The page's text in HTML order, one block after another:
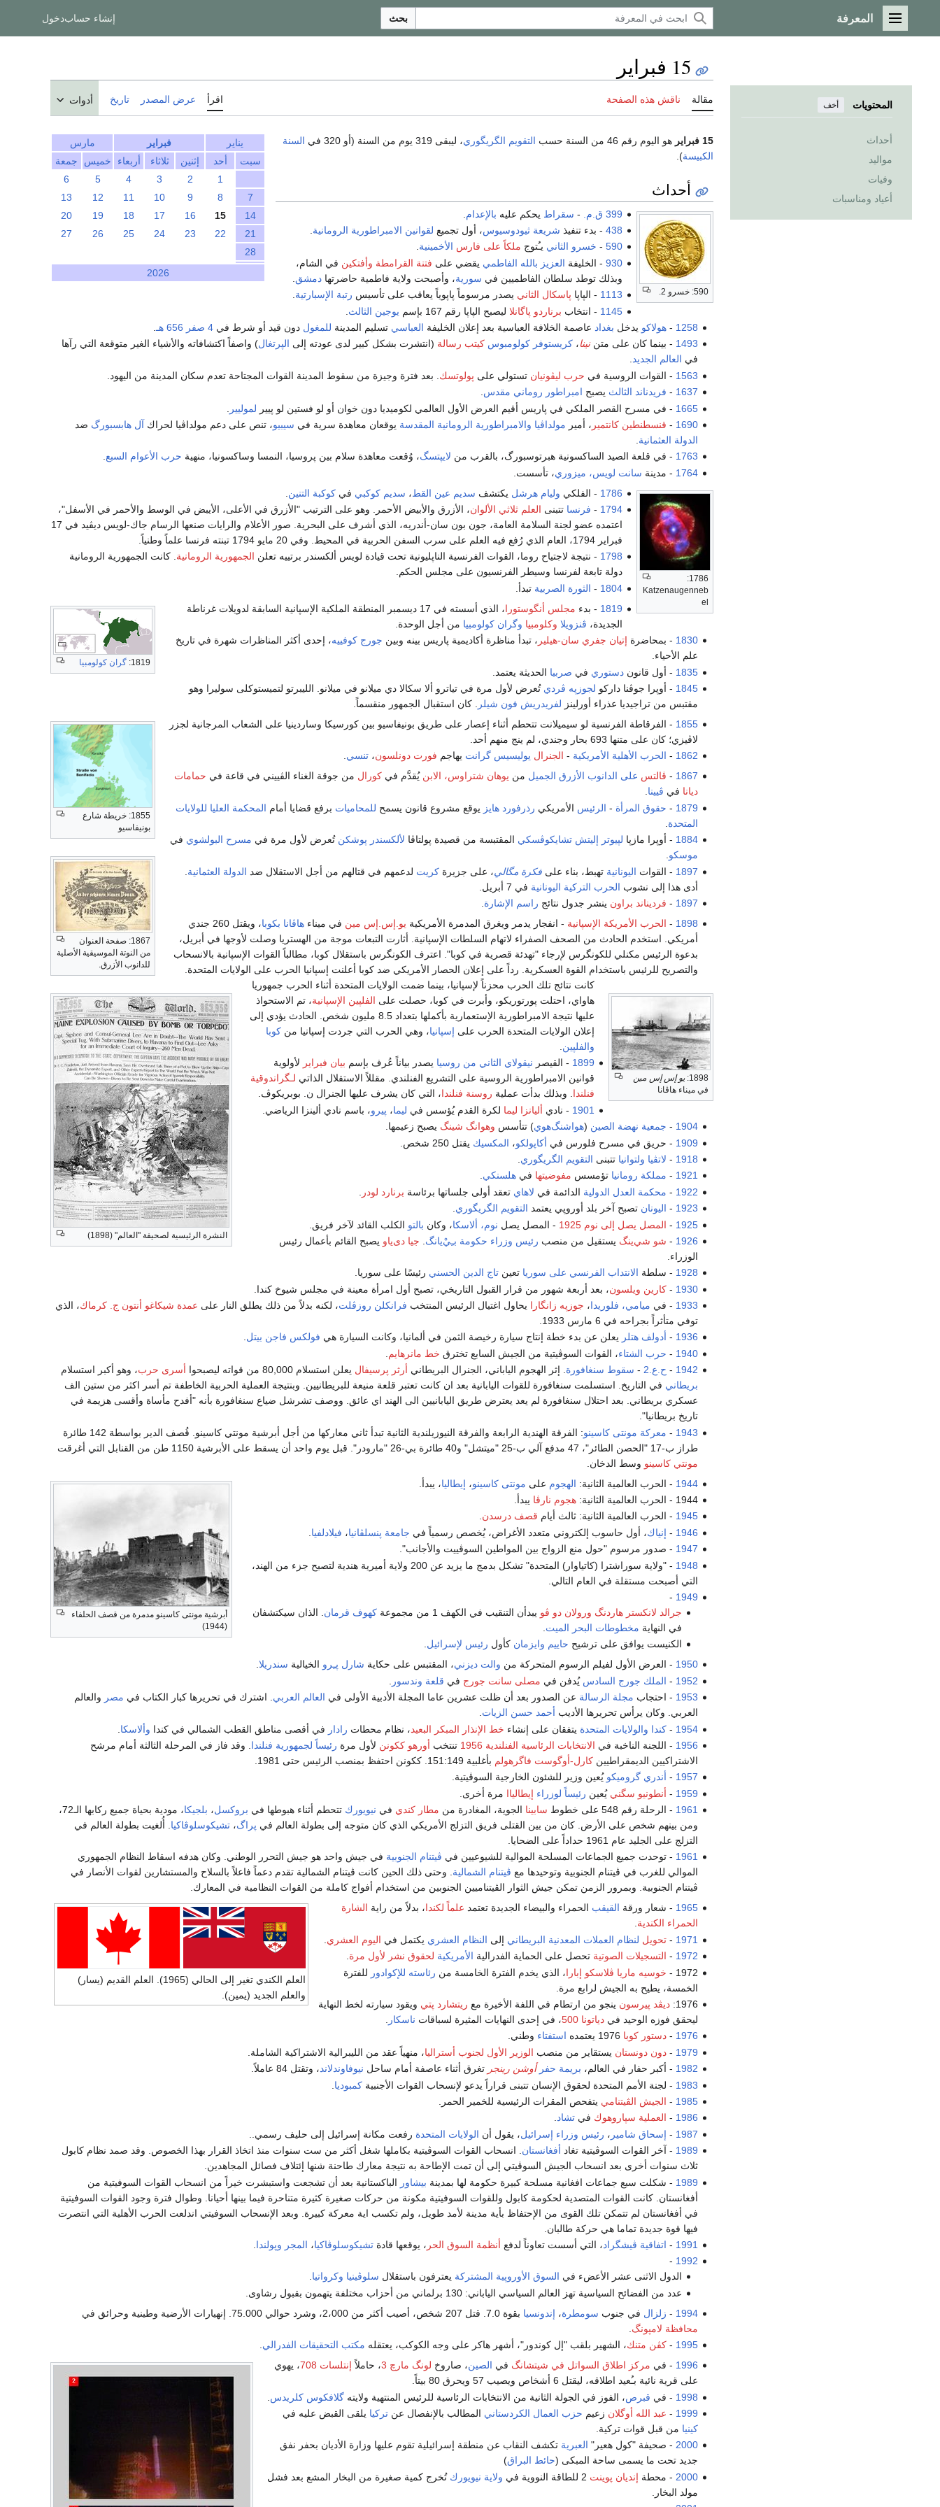
القائمة الرئيسية
المعرفة بحث إنشاء حسابدخول
المحتويات أخف
أحداث
مواليد
وفيات
أعياد ومناسبات
15 فبراير
مقالة ناقش هذه الصفحة اقرأ عرض المصدر تاريخ أدوات
يناير فبراير
مارس
سبت
أحد إثنين ثلاثاء أربعاء خميس
جمعة
1
2
3
4
5
6
7
8
9
10
11
12
13
14
15
16
17
18
19
20
21
22
23
24
25
26
27
28
2026
15 فبراير هو اليوم رقم 46 من السنة حسب التقويم الگريگوري، ليبقى 319 يوم من السنة (أو 320 في
السنة
الكبيسة).
أحداث
590: خسرو 2.
399 ق.م. - سقراط يحكم عليه بالإعدام
438- بدء تنفيذ شريعة ثيودوسيوس، أول تجميع لقوانين الامبراطورية الرومانية
590
- خسرو الثاني يـُتوج ملكاً على فارس الأخمينية.
930- الخليفة العزيز بالله الفاطمي يقضي على فتنة القرامطة وأفتكين في الشام،
وبذلك توطد سلطان الفاطميين في سورية، وأصبحت ولاية فاطمية حاضرتها دمشق
1113 - الپاپا پاسكال الثاني يصدر مرسوماً پاپوياً يعاقب على تأسيس رتبة الإسبارتية
1145 - انتخاب برناردو پاگانلاليصبح الپاپا رقم 167 بإسم يوجين الثالث
1258
-هولاكو يدخل بغداد عاصمة الخلافة العباسية بعد إعلان الخليفة العباسي تسليم المدينة للمغول دون قيد أو شرط في4 صفر 656 هـ
1493 - بينما كان على متننينا،كريستوفر كولومبوس كيتب رسالة (انتشرت بشكل كبير لدى عودته إلى الپرتغال) واصفاً اكتشافاته والأشياء الغير متوقعة التي رآها
في العالم الجديد.
1563 - القوات الروسية في حرب ليڤونيان تستولي على پولوتسك . بعد فترة وجيزة من سقوط المدينة القوات المجتاحة تعدم سكان المدينة من اليهود.
1637
- فريدناند الثالث يصبح امبراطور روماني مقدس
1665 - في مسرح القصر الملكي في پاريس أقيم العرض الأول العالمي لكوميديا دون خوان أو لو فستين لو پيير لموليير
1690
- قنسطنطين كانتمير ، أمير مولداڤيا والامبراطورية الرومانية المقدسة يوقعان معاهدة سرية في سيبيو، تنص على دعم مولداڤيا لحراك آل هابسبورگ ضد
الدولة العثمانية
1763 - في قلعة الصيد الساكسونية هبرتوسبورگ، بالقرب من لايپتسگ، وُقعت معاهدة سلام بين پروسيا، النمسا وساكسونيا، منهية حرب الأعوام السبع.
1764 - مدينة سانت لويس، ميزوري، تأسست.
1786:
Katzenaugenneb
el
1786 - الفلكي وليام هرشل يكتشف سديم عين القط، سديم كوكبي في كوكبة التنين
1794
- فرنسا تتبنى العلم ثلاثي الألوان، الأزرق والأبيض الأحمر. وهو على الترتيب "الأزرق في الأعلى، الأيبض في الوسط والأحمر في الأسفل"،
اعتمده عضو لجنة السلامة العامة، جون بون سان-أندريه، الذي أشرف على البحرية. صور الأعلام والرايات صنعها الرسام جاك-لويس ديڤيد في 17
فبراير 1794، العام الذي رُفع فيه العلم على سرب السفن الحربية في المحيط. وفي 20 مايو 1794 تبنته فرنسا علماً وطنياً.
1798 - نتيجة لاجتياح روما، القوات الفرنسية الناپليونية تحت قيادة لويس ألكسندر برتييه تعلن الجمهورية الرومانية. كانت الجمهورية الرومانية
دولة تابعة لفرنسا وسيطر الفرنسيون على مجلس الحكم.
1804
- الثورة الصربية تبدأ.
1819: گران كولومبيا
1819 - بدء مجلس أنگوستورا
، الذي أسسته في 17 ديسمبر المنطقة الملكية الإسپانية السابقة لدويلات غرناطة
الجديدة، ڤنزويلا وكلومبيا وگران كولومبيا من أجل الوحدة.
1830 - بمحاضرة إتيان جفري سان-هيلير ، تبدأ مناظرة أكاديمية پاريس بينه وبين جورج كوفييه، إحدى أكثر المناظرات شهرة في تاريخ
علم الأحياء.
1835 - أول قانوندستوري في صربيا الحديثة يعتمد.
1845 - أوپرا جوڤنا داركو لجوزپه ڤردي تُعرض لأول مرة في تياترو ألا سكالا دي ميلانو في ميلانو. الليبرتو لتميستوكلى سوليرا وهو
مقتبس من تراجيديا عذراء أورلينز لفريدريش فون شيلر . كان استقبال الجمهور منقسماً.
1855: خريطة شارع
بونيفاسيو
1855 - الفرقاطة الفرنسية لو سيميلانت تتحطم أثناء إعصار على طريق بونيفاسيو بين كورسيكا وساردينيا على الشعاب المرجانية لجزر
لاڤيزي؛ كان على متنها 693 بحار وجندي، لم ينج منهم أحد.
1862
- الحرب الأهلية الأمريكية - الجنرال يوليسيس گرانت يهاجم فورت دونلسون،تنسي.
1867: صفحة العنوان
من النوتة الموسيقية الأصلية
للدانوب الأزرق.
1867
- ڤالتس على الدانوب الأزرق الجميل من يوهان شتراوس، الابن يُقدَّم فيكورال من جوقة الغناء الڤييني في قاعة في حمامات
ديانا في ڤيينا.
1879
- حقوق المرأة - الرئيس الأمريكي رذرفورد هايز يوقع مشروع قانون يسمح للمحاميات برفع قضايا أمام المحكمة العليا للولايات
المتحدة
1884 - أوپرا مازپا لپيوتر إليتش تشايكوڤسكي المقتبسة من قصيدة پولتاڤا لألكسندر پوشكن تُعرض لأول مرة في مسرح البولشوي في
موسكو.
1897 - القوات اليونانية تهبط، بناء علىفكرة مگالي، على جزيرةكريت لدعمهم في قتالهم من أجل الاستقلال ضد الدولة العثمانية
أدى هذا إلى نشوب الحرب التركية اليونانية في 7 أبريل.
1897
- فرديناند براون ينشر جدول نتائج راسم الإشارة
النشرة الرئيسية لصحيفة "العالم" (1898)
1898: يو إس إس مين
في ميناء هاڤانا
1898
- الحرب الأمريكة الإسپانية - انفجار يدمر ويغرق المدمرة الأمريكية يو.إس.إس مين في ميناءهاڤانا بكوبا
، ويقتل 260 جندي
أمريكي. استخدم الحادث من الصحف الصفراء لاتهام السلطات الإسپانية. أثارت التبعات موجة من الهستريا وصلت لأوجها في أبريل،
بدعوة الرئيس مكنلي للكونگرس لإرجاء "تهدئة قصرية في كوبا". اعترف الكونگرس باستقلال كوبا، مطالباً القوات الإسپانية بالانسحاب
والتصريح للرئيس باستخدام القوة العسكرية. رداً على إعلان الحصار الأمريكي ضد كوبا أعلنت إسپانيا الحرب على الولايات المتحدة.
كانت نتائج تلك الحرب محزناً لإسپانيا، بينما ضمت الولايات المتحدة أثناء الحرب جمهوريا
هاواي، احتلت پورتوريكو، وأبرت في كوبا، حصلت على الفلپين الإسپانية، تم الاستحواذ
عليها نتيجة الامبراطورية الإستعمارية بأكملها بتعداد 8.5 مليون شخص. الحادث يؤدي إلى
إعلان الولايات المتحدة الحرب على إسپانيا، وهي الحرب التي جردت إسپانيا من كوبا
والفلپين
1899 - القيصر نيقولاي الثاني من روسيا يصدر بياناً عُرف بإسم بيان فبراير لأولوية
قوانين الامبراطورية الروسية على التشريع الفنلندي. مقللاً الاستقلال الذاتي لـگراندوقية
فنلندا. وبذلك بدأت عملية روسنة فنلندا، التي كان يشرف عليها الجنرال ن. بوبريكوڤ.
1901 - نادي أليانزا ليما لكرة القدم يُؤسس في ليما، پيرو، باسم نادي ألينزا الرياضي.
1904
- جمعية نهضة الصين (هواشنگ‌هوي) تتأسس وهوانگ شينگ يصبح زعيمها.
1909 - حريق في مسرح فلورس في أكاپولكو، المكسيك يقتل 250 شخص.
1918
- لاتڤيا ولتوانيا تتبنى التقويم الگريگوري
1921
- مملكة رومانيا تؤمسس مفوضيتها فيهلسنكي.
1922
- محكمة العدل الدولية الدائمة في لاهاي تعقد أولى جلساتها برئاسة برنارد لودر
1923
- اليونان تصبح آخر بلد أوروپي يعتمد التقويم الگريگوري
1925
- المصل يصل إلى نوم 1925 - المصل يصل نوم، ألاسكا، وكان بالتو الكلب القائد لآخر فريق.
1926
- شو شي‌ينگ يستقيل من منصب رئيس وزراء حكومة بـِيْ‌يانگ جيا دى‌ياو يصبح القائم بأعمال رئيس
الوزراء.
1928 - سلطة الانتداب الفرنسي على سوريا تعينتاج الدين الحسني رئيسًا على سوريا.
1930
-كارين ويلسون، بعد أربعة شهور من قرار القبول التاريخي، تصبح أول امرأة معينة في مجلس شيوخ كندا.
1933 - في ميامي، فلوريدا، جوزپه زانگارا يحاول اغتيال الرئيس المنتخب فرانكلن روزڤلت، لكنه بدلاً من ذلك يطلق النار على عمدة شيكاغو أنتون ج. كرماك، الذي
توفي متأثراً بجراحه في 6 مارس 1933.
1936
- أدولف هتلر يعلن عن بدء خطة إنتاج سيارة رخيصة الثمن في ألمانيا، وكانت السيارة هي فولكس فاجن بيتل.
1940
- حرب الشتاء، القوات السوڤيتية من الجيش السابع تخترق خط مانرهايم
1942
- ح.ع.2 - سقوط سنغافورة. إثر الهجوم الياباني، الجنرال البريطاني أرثر پرسيفال يعلن استسلام 80,000 من قواته ليصبحوا أسرى حرب، وهو أكبر استسلام
بريطاني في التاريخ. استسلمت سنغافورة للقوات اليابانية بعد ان كانت تعتبر قلعة منيعة للبريطانيين. وبنتيجة العملية الحربية الخاطفة تم أسر اكثر من ستين الف
عسكري بريطاني. بعد احتلال سنغافورة لم يعد يعترض طريق اليابانيين الى الهند اي عائق. ووصف تشرشل ضياع سنغافورة بأنه "أفدح مأساة وأقسى هزيمة في
تاريخ بريطانيا".
1943
- معركة مونتى كاسينو
: الفرقة الهندية الرابعة والفرقة النيوزيلندية الثانية تبدأ ثاني معاركها من أجل أبرشية مونتي كاسينو. قُصف الدير بواسطة 142 طائرة
طراز ب-17 "الحصن الطائر"، 47 مدفع آلي ب-25 "ميتشل" و40 طائرة بي-26 "مارودر". قبل يوم واحد أن يسقط على الأبرشية 1150 طن من القنابل التي أغرقت
مونتي كاسينو وسط الدخان.
أبرشية مونتى كاسينو مدمرة من قصف الحلفاء
(1944)
1944 - الحرب العالمية الثانية: الهجوم على مونتى كاسينو، إيطاليا، يبدأ.
1944 - الحرب العالمية الثانية:
هجوم نارڤا يبدأ.
1945 - الحرب العالمية الثانية: ثالث أيام قصف درسدن.
1946
- إنياك، أول حاسوب إلكتروني متعدد الأغراض، يُخصص رسمياً في جامعة پنسلڤانيا، فيلادلفيا
1947 - صدور مرسوم "حول منع الزواج بين المواطين السوڤييت والأجانب".
1948
- "ولاية سوراشترا (كاتياوار) المتحدة" تشكل بدمج ما يزيد عن 200 ولاية أميرية هندية لتصبح جزء من الهند،
التي أصبحت مستقلة في العام التالي.
1949
-
جرالد لانكستر هاردنگ ورولان دو ڤو يبدأن التنقيب في الكهف 1 من مجموعة كهوف قرمان . الذان سيكتشفان
في النهاية مخطوطات البحر الميت
الكنيست يوافق على ترشيح حاييم وايزمان كأول رئيس لإسرائيل.
1950 - العرض الأول لفيلم الرسوم المتحركة من والت ديزني، المقتبس على حكاية شارل پـِرو الخيالية سندريلا.
1952
- الملك جورج السادس يُدفن في مصلى سانت جورج في قلعة وندسور
1953 - احتجاب مجلة الرسالة عن الصدور بعد أن ظلت عشرين عاما المجلة الأدبية الأولى في العالم العربي . اشترك في تحريرها كبار الكتاب في مصر والعالم
العربي. وكان يرأس تحريرها الأديب أحمد حسن الزيات
1954
-كندا والولايات المتحدة يتفقان على إنشاء خط الإنذار المبكر البعيد، نظام محطات رادار في أقصى مناطق القطب الشمالي في كندا وألاسكا
1956 - اللجنة الناخبة في الانتخابات الرئاسية الفنلندية 1956 تنتخب أورهو ككونن لأول مرة رئيساً لجمهورية فنلندا . وقد فاز في المرحلة الثالثة أمام مرشح
الاشتراكيين الديمقراطيينكارل-أوگوست فاگرهولم بأغلبية 151:149. ككونن احتفظ بمنصب الرئيس حتى 1981.
1957
- أندري گروميكو يُعين وزير للشئون الخارجية السوڤيتية.
1959
- أنطونيو سگني يُعين رئيساً لوزراء إيطالياا مرة أخرى.
1961 - الرحلة رقم 548 على خطوط سابينا الجوية، المغادرة من مطار كندي في نيويورك تتحطم أثناء هبوطها في بروكسل، بلجيكا
، مودية بحياة جميع ركابها الـ72،
ومن بينهم شخص على الأرض. كان من بين القتلى فريق التزلج الأمريكي الذي كان متوجه إلى بطولة العالم في پراگ،تشيكوسلوڤاكيا . أُلغيت بطولة العالم في
التزلج على الجليد عام 1961 حداداً على الضحايا.
1961 - توحدت جميع الجماعات المسلحة الموالية للشيوعيين في ڤيتنام الجنوبية في جيش واحد هو جيش التحرر الوطني. وكان هدفه اسقاط النظام الجمهوري
الموالي للغرب في ڤيتنام الجنوبية وتوحيدها مع ڤيتنام الشمالية. وحتى ذلك الحين كانت ڤيتنام الشمالية تقدم دعماً فاعلاً بالسلاح والمستشارين لقوات الأنصار في
ڤيتنام الجنوبية. وبمرور الزمن تمكن جيش الثوار الڤيتناميين الجنوبين من استخدام أفواج كاملة من القوات النظامية في المعارك.
العلم الكندي تغير إلى الحالي (1965). العلم القديم (يسار)
والعلم الجديد (يمين).
1965 - شعار ورقة القيقب الحمراء والبيضاء الجديدة تعتمد علماً لكندا، بدلاً من راية الشارة
الحمراء الكندية.
1971
-تحويل لنظام العملات المعدنية البريطاني إلى النظام العشري يكتمل في اليوم العشري
1972
- التسجيلات الصوتية تحصل على الحماية الفدرالية الأمريكية لحقوق نشر لأول مرة.
1972 -
خوسيه ماريا ڤلاسكو إبارا، الذي يخدم الفترة الخامسة من رئاسته للإكوادور للفترة
الخمسة، يطيح به الجيش لرابع مرة.
1976: ديڤد پيرسون ينجو من ارتطام في اللفة الأخيرة مع ريتشارد پتي ويقود سيارته لخط النهاية
ليحقق فوزه الوحيد فيدياتونا 500 ، في إحدى النهايات المثيرة لسباقات ناسكار
1976
-دستور كوبا استفتاء وطني.
1979
-دون دونستان يستقاير من منصب الوزير الأول لجنوب أستراليا، منهياً عقد من الليبرالية الاشتراكية الشاملة.
1982 - أكبر حفار في العالم، بريمة حفر أوشن رينجر تغرق أثناء عاصفة أمام ساحل نيوفاوندلاند، وتقتل 84 عاملاً.
1983 - لجنة الأمم المتحدة لحقوق الإنسان تتبنى قراراً يدعو لإنسحاب القوات الأجنبيةكمبوديا
1985
- الجيش الڤيتنامي يتفحص المقرات الرئيسية للخمير الحمر.
1986
- العملية سپاروهوك فيتشاد.
1987
- إسحاق شامير ، رئيس وزراء إسرائيل، يقول أن الولايات المتحدة رفعت مكانة إسرائيل إلى حليف رسمي..
1989 - آخر القوات السوڤيتية تغاد أفغانستان . انسحاب القوات السوڤيتية بكاملها شغل أكثر من ست سنوات منذ اتخاذ القرار بهذا الخصوص. وقد صمد نظام كابول
ثلاث سنوات أخرى بعد انسحاب الجيش السوڤيتي إلى أن تمت الإطاحة به نتيجة معارك طاحنة شنها إئتلاف فصائل المجاهدين.
1989 - شكلت سبع جماعات افغانية مسلحة كبيرة حكومة لها بمدينة بيشاور الباكستانية بعد أن تشجعت واستبشرت خيراً من انسحاب القوات السوفيتية من
أفغانستان. كانت القوات المتصدية لحكومة كابول وللقوات السوفيتية مكونة من حركات صغيرة كثيرة متناحرة فيما بينها أحيانا. وطوال فترة وجود القوات السوفيتية
في أفغانستان لم تتمكن تلك القوى من الإحتفاظ بأية مدينة لأمد طويل، ولم تكسب اية معركة كبيرة. وبعد الإنسحاب السوفيتي اندلعت الحرب الأهلية التي انتصرت
فيها قوة جديدة تماما هي حركة طالبان.
1991
- اتفاقية ڤيشگراد، التي أسست تعاوناً لدفع أنظمة السوق الحر ، يوقعها قادةتشيكوسلوڤاكيا، المجر وپولندا
1992
-
الدول الاثنى عشر الأعضء في السوق الأوروپية المشتركة يعترفون باستقلال سلوڤينيا وكرواتيا.
عدد من الفضائح السياسية تهز العالم السياسي الياباني: 130 برلماني من أحزاب مختلفة يتهمون بقبول رشاوى.
1994
- زلزال في جنوب سومطرة، إندونسيا بقوة 7.0. قتل 207 شخص، أصيب أكثر من 2،000، وشرد حوالي 75.000. إنهيارات الأرضية وطينية وحرائق في
محافظة لامپونگ
1995
-كڤن متنك، الشهير بلقب "إل كوندور"، أشهر هاكر على وجه الكوكب، يعتقله مكتب التحقيقات الفدرالي
1996 - في مركز اطلاق السواتل في شيتشانگ في الصين، صاروخ لونگ مارچ 3 ، حاملاً إنتلسات 708
، يهوي
على قرية نائية بـُعيد اطلاقه، ليقتل 6 أشخاص ويصيب 57 ويحرق 80 بيتاً.
1998 - في قبرص، الفوز في الجولة الثانية من الانتخابات الرئاسية للرئيس المنتهية ولايتهگلافكوس كلريدس
1999
- عبد الله أوگلان زعيم حزب العمال الكردستاني المطالب بالإنفصال عنتركيا يلقى القبض عليه في
كينيا من قبل قوات تركية.
2000 - صحيفة "كول هعير" العبرية تكشف النقاب عن منطقة إسرائيلية تقوم عليها وزارة الأديان بحفر نفق
جديد تحت ما يسمى ساحة المبكى (حائط البراق)
2000 - محطة إنديان پوينت ولاية نيويورك تُخرج كمية صغيرة من البخار المشع بعد فشل
مولد البخار.